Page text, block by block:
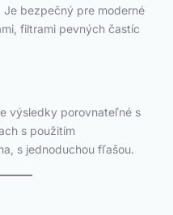
bezpečný pre moderné
filtrami pevných častíc
výsledky porovnateľné s
s použitím
s jednoduchou fľašou.